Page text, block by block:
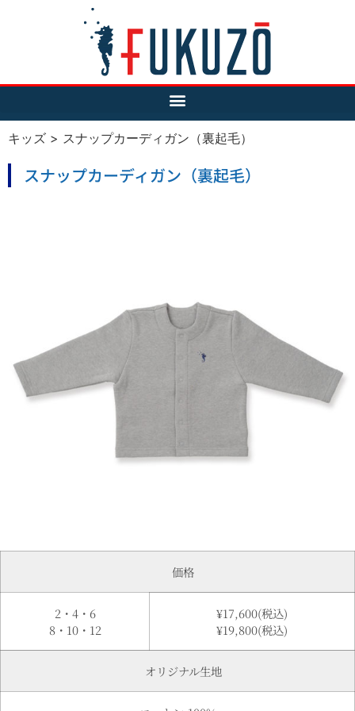
キッズ > スナップカーディガン（裏起毛）
スナップカーディガン（裏起毛）
価格
2・4・6
8・10・12
¥17,600(税込)
¥19,800(税込)
オリジナル生地